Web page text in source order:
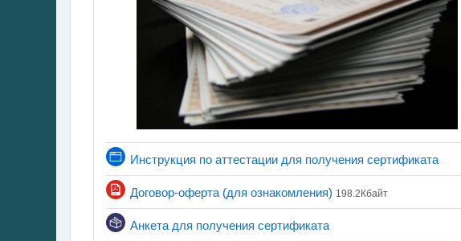
Инструкция по аттестации для получения сертификата
Страница
Договор-оферта (для ознакомления)
Файл 198.2Кбайт
Анкета для получения сертификатаОбратная связь